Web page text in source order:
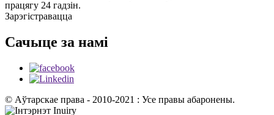
працягу 24 гадзін.
Зарэгістравацца
Сачыце за намі
© Аўтарскае права - 2010-2021 : Усе правы абаронены.